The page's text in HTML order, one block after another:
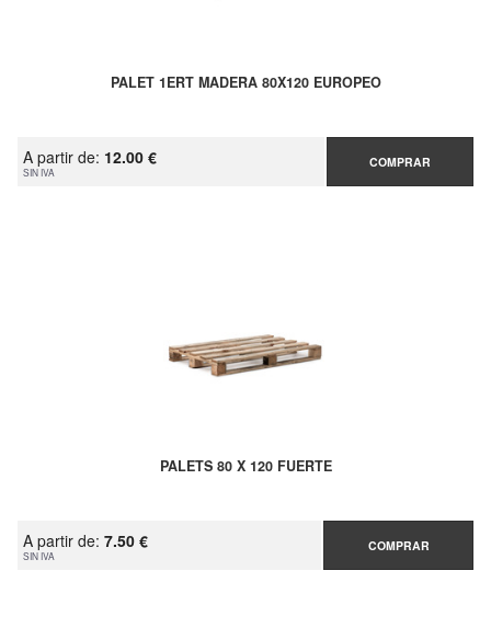
PALET 1ERT MADERA 80X120 EUROPEO
A partir de: 12.00 €
SIN IVA
COMPRAR
PALETS 80 X 120 FUERTE
A partir de: 7.50 €
SIN IVA
COMPRAR